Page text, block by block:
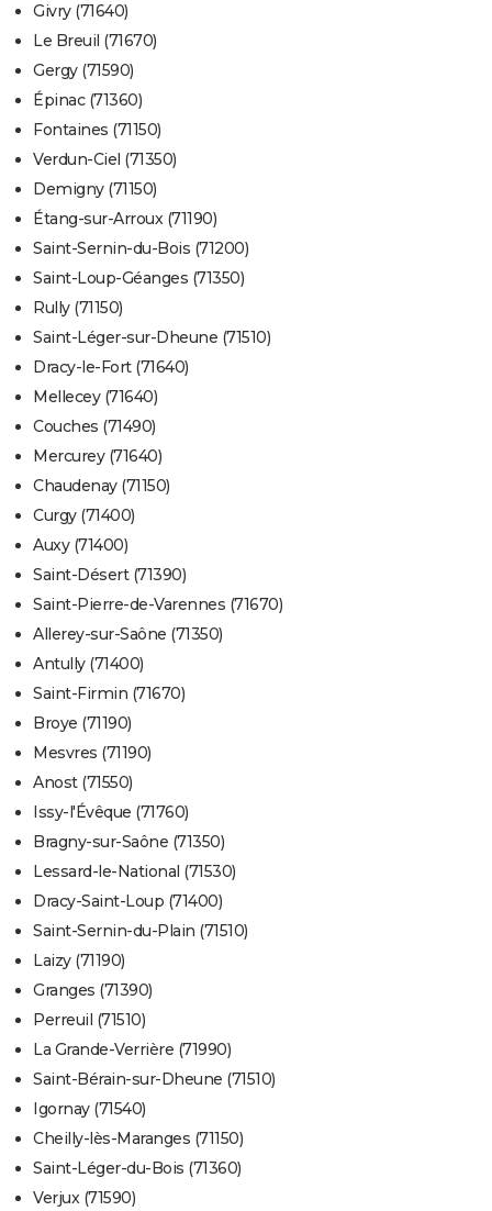
Givry (71640)
Le Breuil (71670)
Gergy (71590)
Épinac (71360)
Fontaines (71150)
Verdun-Ciel (71350)
Demigny (71150)
Étang-sur-Arroux (71190)
Saint-Sernin-du-Bois (71200)
Saint-Loup-Géanges (71350)
Rully (71150)
Saint-Léger-sur-Dheune (71510)
Dracy-le-Fort (71640)
Mellecey (71640)
Couches (71490)
Mercurey (71640)
Chaudenay (71150)
Curgy (71400)
Auxy (71400)
Saint-Désert (71390)
Saint-Pierre-de-Varennes (71670)
Allerey-sur-Saône (71350)
Antully (71400)
Saint-Firmin (71670)
Broye (71190)
Mesvres (71190)
Anost (71550)
Issy-l'Évêque (71760)
Bragny-sur-Saône (71350)
Lessard-le-National (71530)
Dracy-Saint-Loup (71400)
Saint-Sernin-du-Plain (71510)
Laizy (71190)
Granges (71390)
Perreuil (71510)
La Grande-Verrière (71990)
Saint-Bérain-sur-Dheune (71510)
Igornay (71540)
Cheilly-lès-Maranges (71150)
Saint-Léger-du-Bois (71360)
Verjux (71590)